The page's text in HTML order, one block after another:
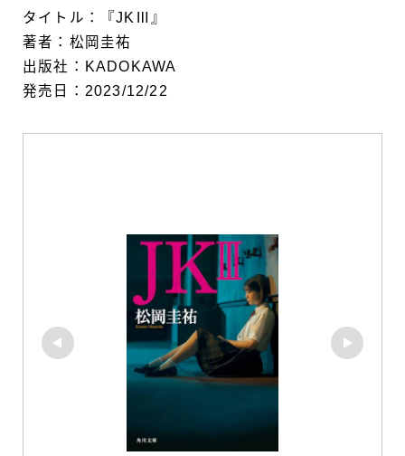
タイトル：『JKⅢ』
著者：松岡圭祐
出版社：KADOKAWA
発売日：2023/12/22